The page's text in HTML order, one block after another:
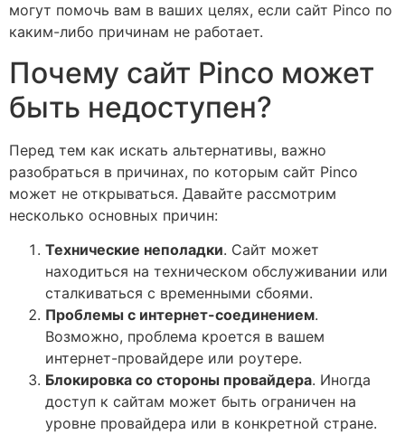
могут помочь вам в ваших целях, если сайт Pinco по
каким-либо причинам не работает.
Почему сайт Pinco может
быть недоступен?
Перед тем как искать альтернативы, важно
разобраться в причинах, по которым сайт Pinco
может не открываться. Давайте рассмотрим
несколько основных причин:
Технические неполадки. Сайт может
находиться на техническом обслуживании или
сталкиваться с временными сбоями.
Проблемы с интернет-соединением.
Возможно, проблема кроется в вашем
интернет-провайдере или роутере.
Блокировка со стороны провайдера. Иногда
доступ к сайтам может быть ограничен на
уровне провайдера или в конкретной стране.